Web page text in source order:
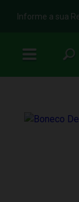
b
Informe a sua